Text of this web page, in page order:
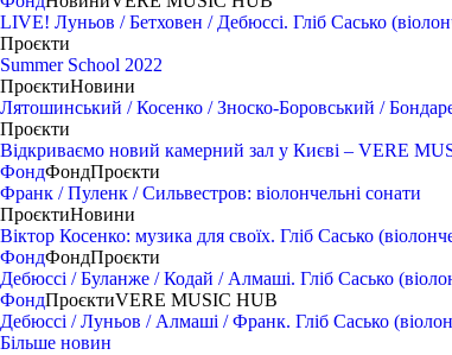
LIVE! Луньов / Бетховен / Дебюссі. Гліб Сасько
Проєкти
Summer School 2022
ПроєктиНовини
Лятошинський / Косенко / Зноско-Боровський /
Проєкти
Відкриваємо новий камерний зал у Києві – VERE
ФондФондПроєкти
Франк / Пуленк / Сильвестров: віолончельні сонати
ПроєктиНовини
Віктор Косенко: музика для своїх. Гліб Сасько
ФондФондПроєкти
Дебюссі / Буланже / Кодай / Алмаші. Гліб Сасько
ФондПроєктиVERE MUSIC HUB
Дебюссі / Луньов / Алмаші / Франк. Гліб Сасько
Більше новин